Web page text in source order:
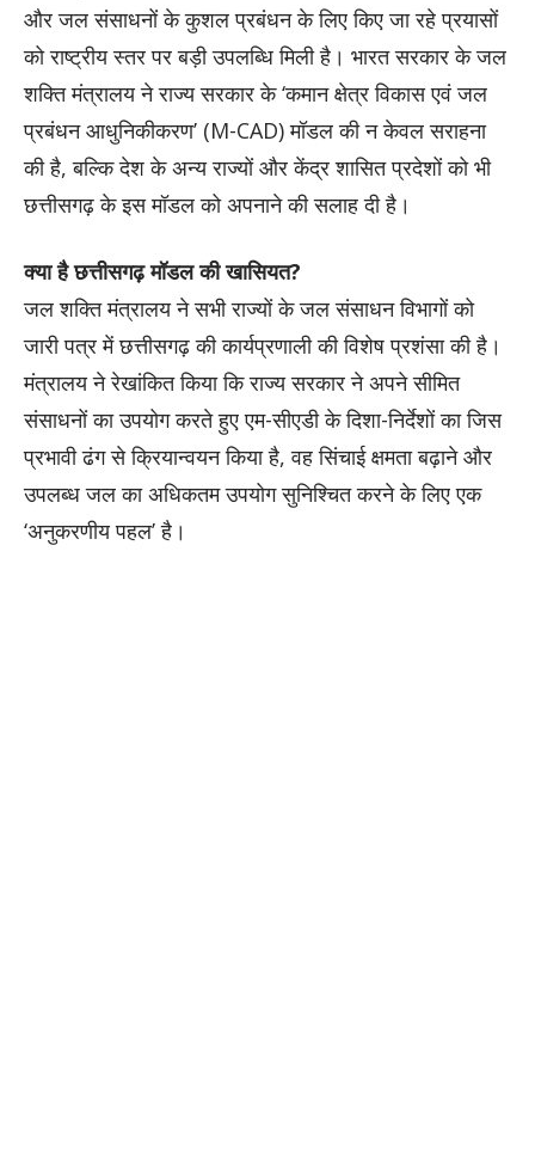
और जल संसाधनों के कुशल प्रबंधन के लिए किए जा रहे प्रयासों
को राष्ट्रीय स्तर पर बड़ी उपलब्धि मिली है। भारत सरकार के जल
शक्ति मंत्रालय ने राज्य सरकार के ‘कमान क्षेत्र विकास एवं जल
प्रबंधन आधुनिकीकरण’ (M-CAD) मॉडल की न केवल सराहना
की है, बल्कि देश के अन्य राज्यों और केंद्र शासित प्रदेशों को भी
छत्तीसगढ़ के इस मॉडल को अपनाने की सलाह दी है।
क्या है छत्तीसगढ़ मॉडल की खासियत?
जल शक्ति मंत्रालय ने सभी राज्यों के जल संसाधन विभागों को
जारी पत्र में छत्तीसगढ़ की कार्यप्रणाली की विशेष प्रशंसा की है।
मंत्रालय ने रेखांकित किया कि राज्य सरकार ने अपने सीमित
संसाधनों का उपयोग करते हुए एम-सीएडी के दिशा-निर्देशों का जिस
प्रभावी ढंग से क्रियान्वयन किया है, वह सिंचाई क्षमता बढ़ाने और
उपलब्ध जल का अधिकतम उपयोग सुनिश्चित करने के लिए एक
‘अनुकरणीय पहल’ है।